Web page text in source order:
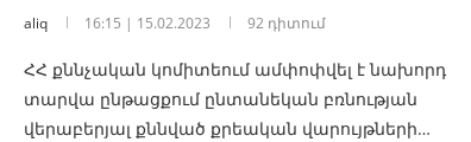
aliq 16:15 | 15.02.2023 92 դիտում
ՀՀ քննչական կոմիտեում ամփոփվել է նախորդ
տարվա ընթացքում ընտանեկան բռնության
վերաբերյալ քննված քրեական վարույթների…